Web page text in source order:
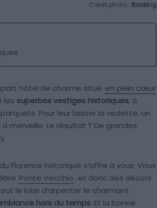
Crédit photo : Booking
hôtel de charme situé en plein cœur
les superbes vestiges historiques, à
Pour leur laisser la vedette, on
à merveille. Le résultat ? De grandes
Florence historique s’offre à vous. Vous
Ponte Vecchio, et donc des décors
le loisir d’arpenter le charmant
hors du temps. Et la bonne